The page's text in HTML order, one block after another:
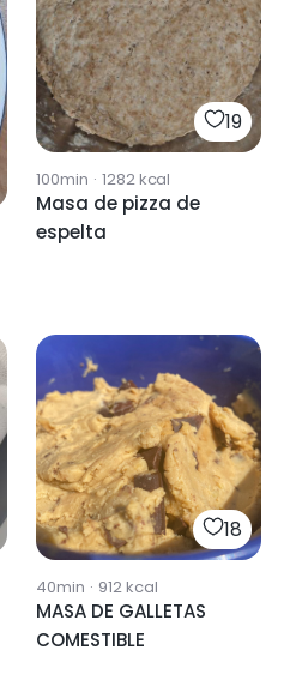
19
100min · 1282kcal
Masa de pizza de
espelta
18
40min · 912kcal
MASA DE GALLETAS
COMESTIBLE